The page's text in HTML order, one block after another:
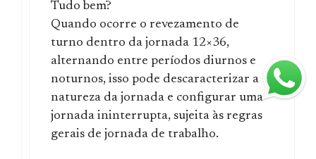
Tudo bem?
Quando ocorre o revezamento de
turno dentro da jornada 12×36,
alternando entre períodos diurnos e
noturnos, isso pode descaracterizar a
natureza da jornada e configurar uma
jornada ininterrupta, sujeita às regras
gerais de jornada de trabalho.